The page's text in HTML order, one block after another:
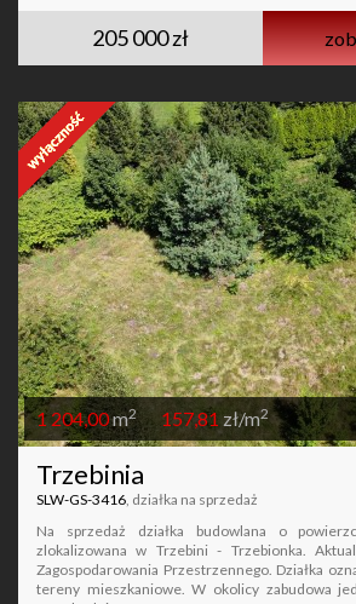
205 000 zł
1 204,00m2 157,81 zł/m2
Trzebinia
SLW-GS-3416 , działka na sprzedaż
Na sprzedaż działka budowlana o
zlokalizowana w Trzebini - Trzebionka.
Zagospodarowania Przestrzennego. Działka
tereny mieszkaniowe. W okolicy zabudowa